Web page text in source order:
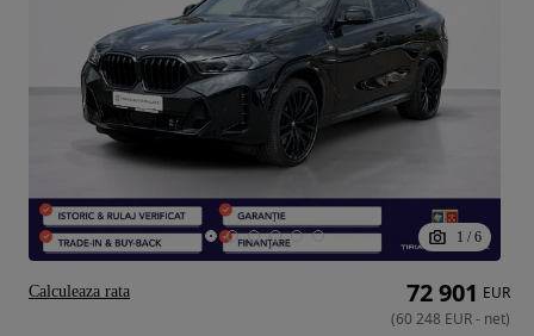
1 / 6
72 901 EUR
(60 248 EUR- net)
Calculeaza rata